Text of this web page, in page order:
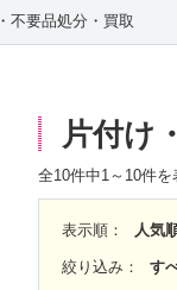
不要品処分・買取
片付け
全10件中1～10件を
表示順 ： 人気
絞り込み ： す